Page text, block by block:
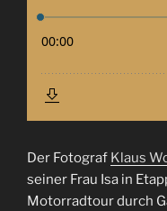
Der Fotograf Klaus
seiner Frau Isa in
Motorradtour durch